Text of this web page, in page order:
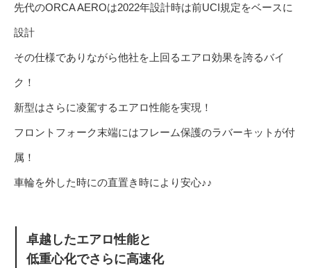
先代のORCA AEROは2022年設計時は前UCI規定をベースに
設計
その仕様でありながら他社を上回るエアロ効果を誇るバイ
ク！
新型はさらに凌駕するエアロ性能を実現！
フロントフォーク末端にはフレーム保護のラバーキットが付
属！
車輪を外した時にの直置き時により安心♪♪
卓越したエアロ性能と
低重心化でさらに高速化